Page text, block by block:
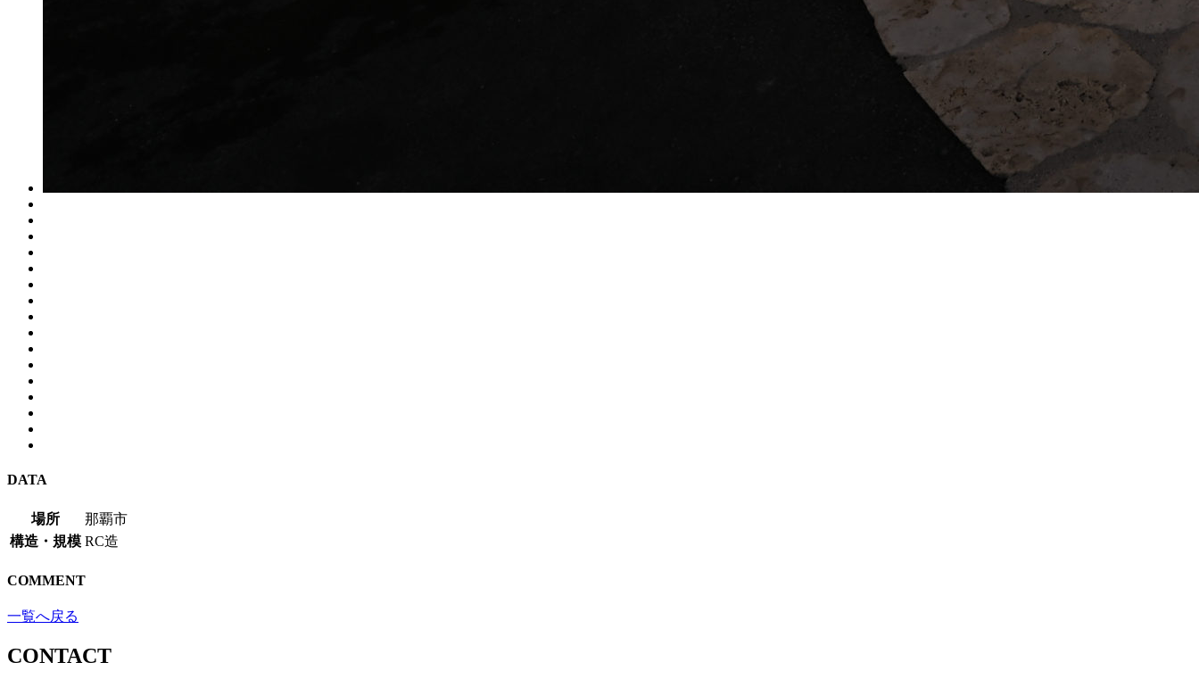
DATA
場所
那覇市
構造・規模 RC造
COMMENT
一覧へ戻る
CONTACT